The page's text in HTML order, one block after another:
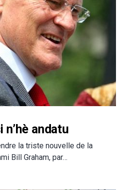
n’hè andatu
la triste nouvelle de la
Bill Graham, par…